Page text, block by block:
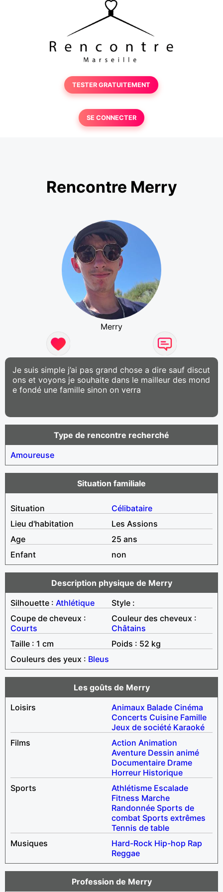
TESTER GRATUITEMENT
SE CONNECTER
Rencontre Merry
Merry
Je suis simple j’ai pas grand chose a dire sauf discut
ons et voyons je souhaite dans le mailleur des mond
e fondé une famille sinon on verra
Type de rencontre recherché
Amoureuse
Situation familiale
Situation
Célibataire
Lieu d'habitation
Les Assions
Age
25 ans
Enfant
non
Description physique de Merry
Silhouette : Athlétique
Style :
Coupe de cheveux :
Courts
Couleur des cheveux :
Châtains
Taille : 1 cm
Poids : 52 kg
Couleurs des yeux : Bleus
Les goûts de Merry
Loisirs
Animaux Balade Cinéma
Concerts Cuisine Famille
Jeux de société Karaoké
Films
Action Animation
Aventure Dessin animé
Documentaire Drame
Horreur Historique
Sports
Athlétisme Escalade
Fitness Marche
Randonnée Sports de
combat Sports extrêmes
Tennis de table
Musiques
Hard-Rock Hip-hop Rap
Reggae
Profession de Merry